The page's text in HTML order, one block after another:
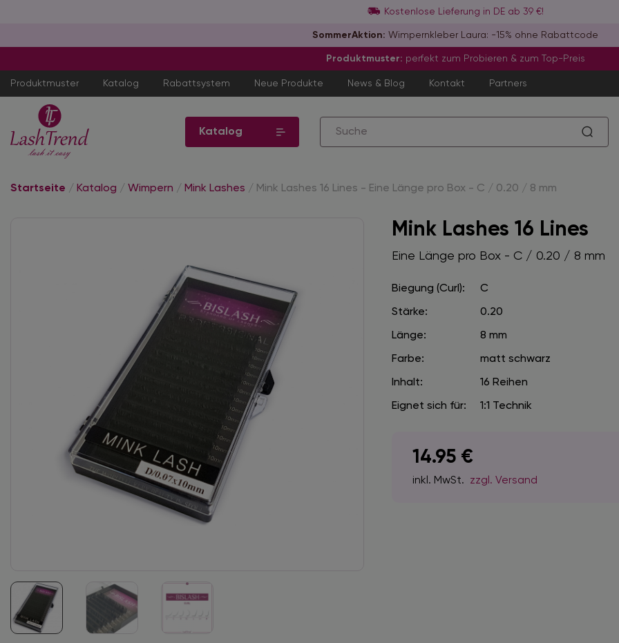
Kostenlose Lieferung in DE ab 39 €!
SommerAktion: Wimpernkleber Laura: -15% ohne Rabattcode
Produktmuster: perfekt zum Probieren & zum Top-Preis
Produktmuster Katalog Rabattsystem Neue Produkte News & Blog Kontakt Partners
Katalog
Startseite / Katalog / Wimpern / Mink Lashes / Mink Lashes 16 Lines - Eine Länge pro Box - C / 0.20 / 8 mm
Mink Lashes 16 Lines
Eine Länge pro Box - C / 0.20 / 8 mm
Biegung (Curl): C
Stärke: 0.20
Länge: 8 mm
Farbe: matt schwarz
Inhalt: 16 Reihen
Eignet sich für: 1:1 Technik
14.95 €
inkl. MwSt. zzgl. Versand